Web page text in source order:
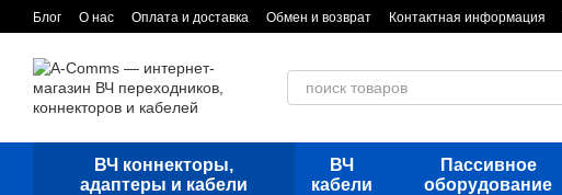
Перейти к основному контенту
Блог О нас Оплата и доставка Обмен и возврат Контактная информация
ВЧ коннекторы,
адаптеры и кабели
ВЧ
кабели
Пассивное
оборудование